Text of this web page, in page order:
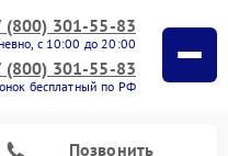
(800) 301-55-83
с 10:00 до 20:00
(800) 301-55-83
бесплатный по РФ
Позвонить